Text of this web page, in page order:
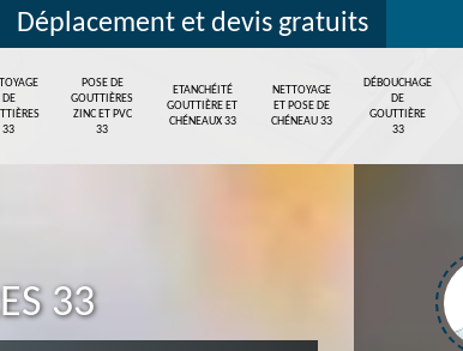
Déplacement et devis gratuits
DE
33
POSE DE
GOUTTIÈRES
ZINC ET PVC
33
ETANCHÉITÉ
GOUTTIÈRE ET
CHÉNEAUX 33
NETTOYAGE
ET POSE DE
CHÉNEAU 33
DÉBOUCHAGE
DE
GOUTTIÈRE
33
33